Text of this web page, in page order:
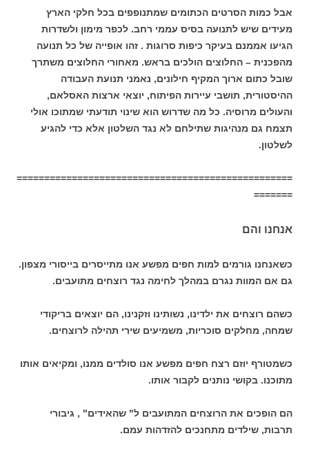
אבל כמות הסרטים הכתומים שמתנופפים בכל חלקי הארץ
מעידים שיש לתנועה בסיס עממי רחב. לכפר מימון ולשדרות
הגיעו אממנם בעיקר כיפות סרוגות . זהו אופייה של כל תנועה
מהפכנית – החלוצים הולכים בראש. מאחורי החלוצים משתרך
שובל כתום ארוך המקיף חילונים, נאמני תנועת העבודה
ההיסטורית, תושבי עיירות הפיתוח, יוצאי ארצות האסלאם,
והעולים מרוסיה. כל מה שדרוש הוא שינוי תודעתי שמתוכו אולי
תצמח גם מנהיגות שתילחם לא נגד השלטון אלא כדי להגיע
לשלטון.
==================================================
=======
אנחנו והם
כשאנחנו גורמים למות חפים מפשע אנו מתייסרים בייסורי מצפון.
גם אם המוות נגרם במהלך לחימה נגד רוצחים מתועבים.
כשהם רוצחים את ילדינו, נשותינו וזקנינו, הם יוצאים בריקודי
שמחה, מחלקים סוכריות, משמיעים שירי תהילה לרוצחים.
כשמטורף יוזם רצח חפים מפשע אנו סולדים ממנו, ומקיאים אותו
מתוכנו. בקושי נותנים לקבור אותו.
הם הופכים את הרוצחים המתועבים ל" שהאידים" , גיבורי
תרבות, שילדים מתחנכים להזדהות עמם.